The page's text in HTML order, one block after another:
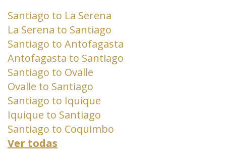
Santiago to La Serena
La Serena to Santiago
Santiago to Antofagasta
Antofagasta to Santiago
Santiago to Ovalle
Ovalle to Santiago
Santiago to Iquique
Iquique to Santiago
Santiago to Coquimbo
Ver todas